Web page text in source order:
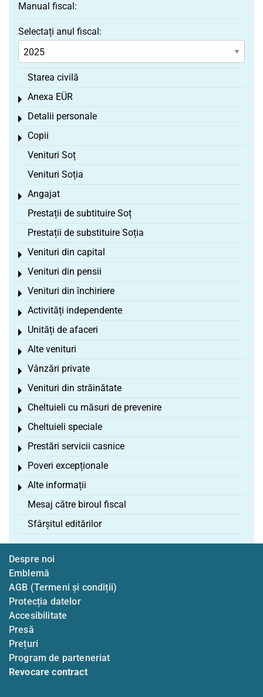
Manual fiscal:
Selectați anul fiscal:
Starea civilă
Anexa EÜR
Toggle menu
Detalii personale
Toggle menu
Copii
Toggle menu
Venituri Soț
Venituri Soția
Angajat
Toggle menu
Prestații de subtituire Soț
Prestații de substituire Soția
Venituri din capital
Toggle menu
Venituri din pensii
Toggle menu
Venituri din închiriere
Toggle menu
Activități independente
Toggle menu
Unități de afaceri
Toggle menu
Alte venituri
Toggle menu
Vânzări private
Toggle menu
Venituri din străinătate
Toggle menu
Cheltuieli cu măsuri de prevenire
Toggle menu
Cheltuieli speciale
Toggle menu
Prestări servicii casnice
Toggle menu
Poveri excepționale
Toggle menu
Alte informații
Toggle menu
Mesaj către biroul fiscal
Sfârșitul editărilor
Despre noi
Emblemă
AGB (Termeni și condiții)
Protecția datelor
Accesibilitate
Presă
Prețuri
Program de parteneriat
Revocare contract